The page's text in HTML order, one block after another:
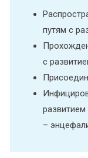
путям с
с
развитием
–